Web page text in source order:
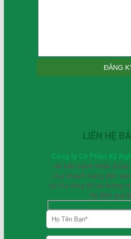
LIÊN HỆ
Công ty Cổ Phần Kỹ
rất hân hạnh nhận
Quý khách hàng đến
tôi.Vui lòng để lại thông
hệ đến quý